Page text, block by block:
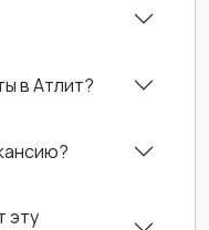
в Атлит?
эту